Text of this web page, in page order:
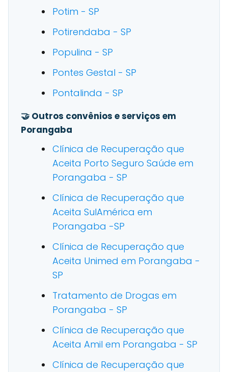
Potim - SP
Potirendaba - SP
Populina - SP
Pontes Gestal - SP
Pontalinda - SP
🤝 Outros convênios e serviços em
Porangaba
Clínica de Recuperação que
Aceita Porto Seguro Saúde em
Porangaba - SP
Clínica de Recuperação que
Aceita SulAmérica em
Porangaba -SP
Clínica de Recuperação que
Aceita Unimed em Porangaba -
SP
Tratamento de Drogas em
Porangaba - SP
Clínica de Recuperação que
Aceita Amil em Porangaba - SP
Clínica de Recuperação que